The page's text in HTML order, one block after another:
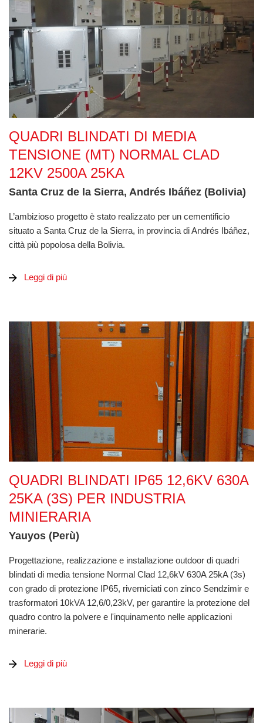
QUADRI BLINDATI DI MEDIA
TENSIONE (MT) NORMAL CLAD
12KV 2500A 25KA
Santa Cruz de la Sierra, Andrés Ibáñez (Bolivia)
L’ambizioso progetto è stato realizzato per un cementificio
situato a Santa Cruz de la Sierra, in provincia di Andrés Ibáñez,
città più popolosa della Bolivia.
Leggi di più
QUADRI BLINDATI IP65 12,6KV 630A
25KA (3S) PER INDUSTRIA
MINIERARIA
Yauyos (Perù)
Progettazione, realizzazione e installazione outdoor di quadri
blindati di media tensione Normal Clad 12,6kV 630A 25kA (3s)
con grado di protezione IP65, riverniciati con zinco Sendzimir e
trasformatori 10kVA 12,6/0,23kV, per garantire la protezione del
quadro contro la polvere e l'inquinamento nelle applicazioni
minerarie.
Leggi di più